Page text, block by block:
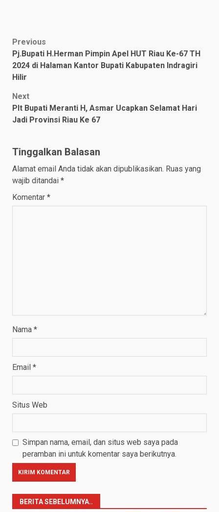
Post
navigation
Previous
Pj.Bupati H.Herman Pimpin Apel HUT Riau Ke-67 TH
2024 di Halaman Kantor Bupati Kabupaten Indragiri
Hilir
Next
Plt Bupati Meranti H, Asmar Ucapkan Selamat Hari
Jadi Provinsi Riau Ke 67
Tinggalkan Balasan
Alamat email Anda tidak akan dipublikasikan. Ruas yang
wajib ditandai *
Komentar *
Nama *
Email *
Situs Web
Simpan nama, email, dan situs web saya pada
peramban ini untuk komentar saya berikutnya.
BERITA SEBELUMNYA..